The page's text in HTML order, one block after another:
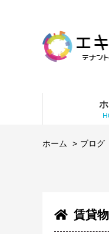
ホーム ブログ
賃貸